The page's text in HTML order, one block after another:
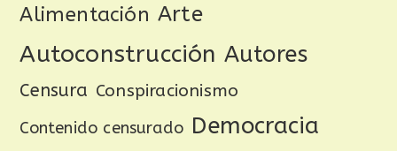
Alimentación Arte
Autoconstrucción Autores
Censura Conspiracionismo
Contenido censurado Democracia